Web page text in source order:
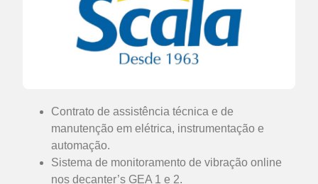
Contrato de assistência técnica e de
manutenção em elétrica, instrumentação e
automação.
Sistema de monitoramento de vibração online
nos decanter’s GEA 1 e 2.